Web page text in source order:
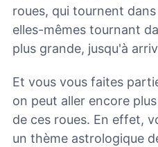
roues, qui tournent
elles-mêmes tournant
plus grande, jusqu'à
Et vous vous faites
on peut aller encore
de ces roues. En effet,
un thème astrologique